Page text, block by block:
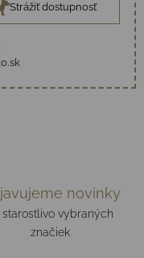
Strážiť dostupnosť
novinky
starostlivo vybraných
značiek